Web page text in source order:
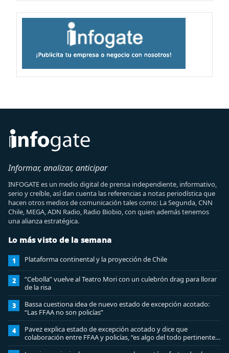
Informar, analizar, anticipar
INFOGATE es un medio digital de prensa independiente, informativo,
serio y creíble, así dan cuenta las referencias a notas periodística que
hacen otros medios de comunicación tales como: La Segunda, CNN
Chile, MEGA, ADN Radio, Radio Biobio, con quien además tenemos
una alianza estratégica.
Lo más visto de la semana
1 Plataforma continental y la proyección de Chile
2
“Cebolla” vuelve al Teatro Mori con un culebrón drag para llorar
de la risa
3
Bassa cuestiona idea de nuevo estado de excepción acotado:
“Las FFAA no son policías”
4
Pavez explica estado de excepción acotado y dice que
colaboración entre FFAA y policías, “es algo del todo pertinente
analizar”